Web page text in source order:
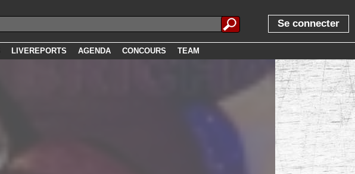
Se connecter
LIVEREPORTS AGENDA CONCOURS TEAM